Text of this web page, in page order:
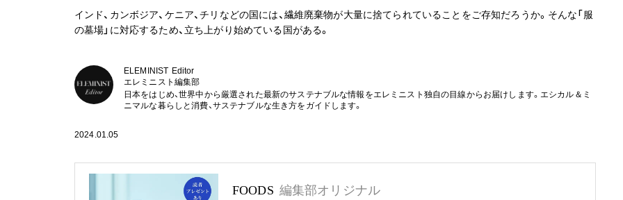
インド、カンボジア、ケニア、チリなどの国には、繊維廃棄物が大量に捨てられていることをご存知だろうか。そんな「服
の墓場」に対応するため、立ち上がり始めている国がある。
ELEMINIST Editor
エレミニスト編集部
日本をはじめ、世界中から厳選された最新のサステナブルな情報をエレミニスト独自の目線からお届けします。エシカル＆ミ
ニマルな暮らしと消費、サステナブルな生き方をガイドします。
2024.01.05
FOODS 編集部オリジナル